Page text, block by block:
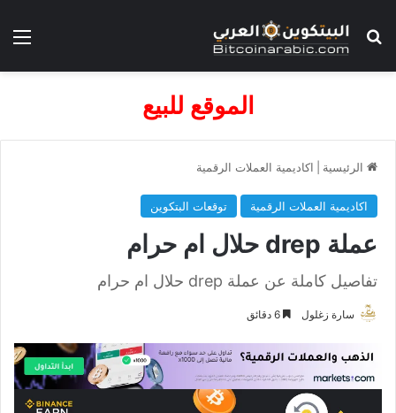
بحث عن
الموقع للبيع
الرئيسية اكاديمية العملات الرقمية
اكاديمية العملات الرقمية توقعات البتكوين
عملة drep حلال ام حرام
تفاصيل كاملة عن عملة drep حلال ام حرام
سارة زغلول